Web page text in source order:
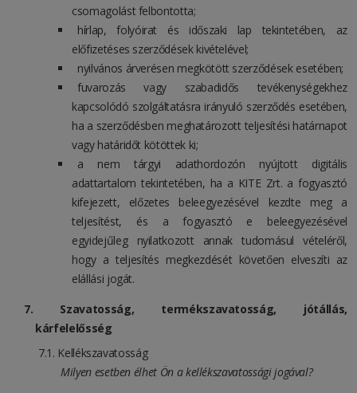
csomagolást felbontotta;
hírlap, folyóirat és időszaki lap tekintetében, az
előfizetéses szerződések kivételével;
nyilvános árverésen megkötött szerződések esetében;
fuvarozás vagy szabadidős tevékenységekhez
kapcsolódó szolgáltatásra irányuló szerződés esetében,
ha a szerződésben meghatározott teljesítési határnapot
vagy határidőt kötöttek ki;
a nem tárgyi adathordozón nyújtott digitális
adattartalom tekintetében, ha a KITE Zrt. a fogyasztó
kifejezett, előzetes beleegyezésével kezdte meg a
teljesítést, és a fogyasztó e beleegyezésével
egyidejűleg nyilatkozott annak tudomásul vételéről,
hogy a teljesítés megkezdését követően elveszíti az
elállási jogát.
Szavatosság, termékszavatosság, jótállás,
kárfelelősség
Kellékszavatosság
Milyen esetben élhet Ön a kellékszavatossági jogával?